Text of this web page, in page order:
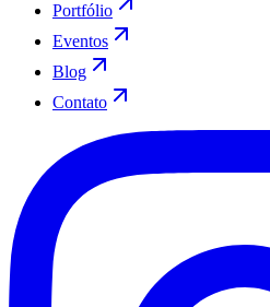
Portfólio
Eventos
Blog
Contato